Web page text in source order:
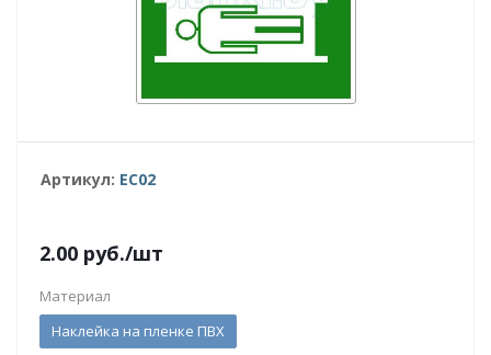
Артикул: EC02
2.00 руб./шт
Материал
Наклейка на пленке ПВХ